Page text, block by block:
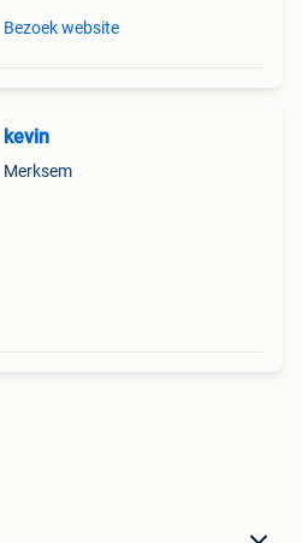
Bezoek website
kevin
Merksem